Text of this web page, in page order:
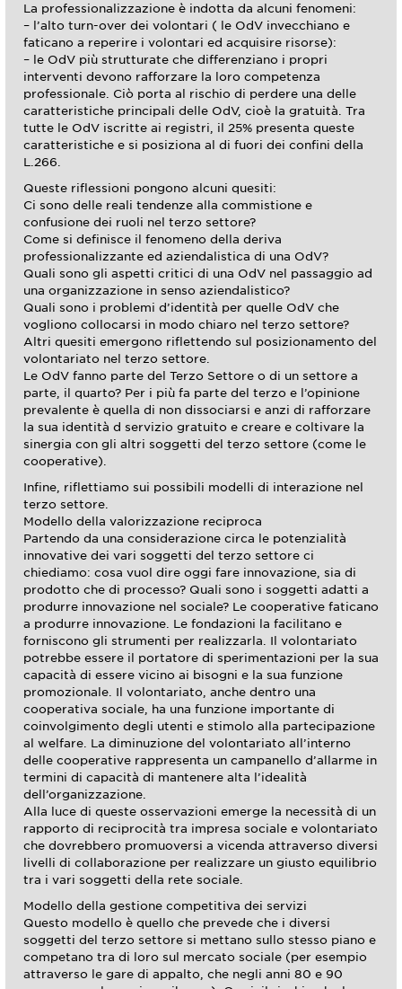
La professionalizzazione è indotta da alcuni fenomeni:
– l’alto turn-over dei volontari ( le OdV invecchiano e
faticano a reperire i volontari ed acquisire risorse):
– le OdV più strutturate che differenziano i propri
interventi devono rafforzare la loro competenza
professionale. Ciò porta al rischio di perdere una delle
caratteristiche principali delle OdV, cioè la gratuità. Tra
tutte le OdV iscritte ai registri, il 25% presenta queste
caratteristiche e si posiziona al di fuori dei confini della
L.266.
Queste riflessioni pongono alcuni quesiti:
Ci sono delle reali tendenze alla commistione e
confusione dei ruoli nel terzo settore?
Come si definisce il fenomeno della deriva
professionalizzante ed aziendalistica di una OdV?
Quali sono gli aspetti critici di una OdV nel passaggio ad
una organizzazione in senso aziendalistico?
Quali sono i problemi d’identità per quelle OdV che
vogliono collocarsi in modo chiaro nel terzo settore?
Altri quesiti emergono riflettendo sul posizionamento del
volontariato nel terzo settore.
Le OdV fanno parte del Terzo Settore o di un settore a
parte, il quarto? Per i più fa parte del terzo e l’opinione
prevalente è quella di non dissociarsi e anzi di rafforzare
la sua identità d servizio gratuito e creare e coltivare la
sinergia con gli altri soggetti del terzo settore (come le
cooperative).
Infine, riflettiamo sui possibili modelli di interazione nel
terzo settore.
Modello della valorizzazione reciproca
Partendo da una considerazione circa le potenzialità
innovative dei vari soggetti del terzo settore ci
chiediamo: cosa vuol dire oggi fare innovazione, sia di
prodotto che di processo? Quali sono i soggetti adatti a
produrre innovazione nel sociale? Le cooperative faticano
a produrre innovazione. Le fondazioni la facilitano e
forniscono gli strumenti per realizzarla. Il volontariato
potrebbe essere il portatore di sperimentazioni per la sua
capacità di essere vicino ai bisogni e la sua funzione
promozionale. Il volontariato, anche dentro una
cooperativa sociale, ha una funzione importante di
coinvolgimento degli utenti e stimolo alla partecipazione
al welfare. La diminuzione del volontariato all’interno
delle cooperative rappresenta un campanello d’allarme in
termini di capacità di mantenere alta l’idealità
dell’organizzazione.
Alla luce di queste osservazioni emerge la necessità di un
rapporto di reciprocità tra impresa sociale e volontariato
che dovrebbero promuoversi a vicenda attraverso diversi
livelli di collaborazione per realizzare un giusto equilibrio
tra i vari soggetti della rete sociale.
Modello della gestione competitiva dei servizi
Questo modello è quello che prevede che i diversi
soggetti del terzo settore si mettano sullo stesso piano e
competano tra di loro sul mercato sociale (per esempio
attraverso le gare di appalto, che negli anni 80 e 90